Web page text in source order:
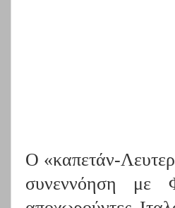
Ο «καπετάν-
συνεννόηση με